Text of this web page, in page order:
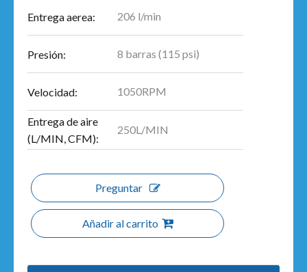
Entrega aerea: 206 l/min
Presión: 8 barras (115 psi)
Velocidad: 1050RPM
Entrega de aire
(L/MIN, CFM):
250L/MIN
Preguntar
Añadir al carrito